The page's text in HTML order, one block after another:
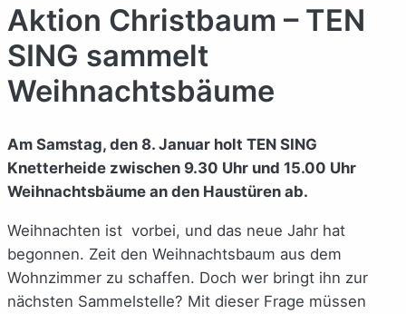
Aktion Christbaum – TEN
SING sammelt
Weihnachtsbäume
Am Samstag, den 8. Januar holt TEN SING
Knetterheide zwischen 9.30 Uhr und 15.00 Uhr
Weihnachtsbäume an den Haustüren ab.
Weihnachten ist vorbei, und das neue Jahr hat
begonnen. Zeit den Weihnachtsbaum aus dem
Wohnzimmer zu schaffen. Doch wer bringt ihn zur
nächsten Sammelstelle? Mit dieser Frage müssen